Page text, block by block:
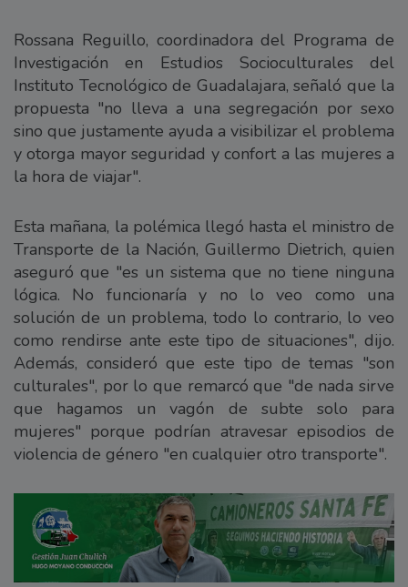
Rossana Reguillo, coordinadora del Programa de
Investigación en Estudios Socioculturales del
Instituto Tecnológico de Guadalajara, señaló que la
propuesta "no lleva a una segregación por sexo
sino que justamente ayuda a visibilizar el problema
y otorga mayor seguridad y confort a las mujeres a
la hora de viajar".
Esta mañana, la polémica llegó hasta el ministro de
Transporte de la Nación, Guillermo Dietrich, quien
aseguró que "es un sistema que no tiene ninguna
lógica. No funcionaría y no lo veo como una
solución de un problema, todo lo contrario, lo veo
como rendirse ante este tipo de situaciones", dijo.
Además, consideró que este tipo de temas "son
culturales", por lo que remarcó que "de nada sirve
que hagamos un vagón de subte solo para
mujeres" porque podrían atravesar episodios de
violencia de género "en cualquier otro transporte".